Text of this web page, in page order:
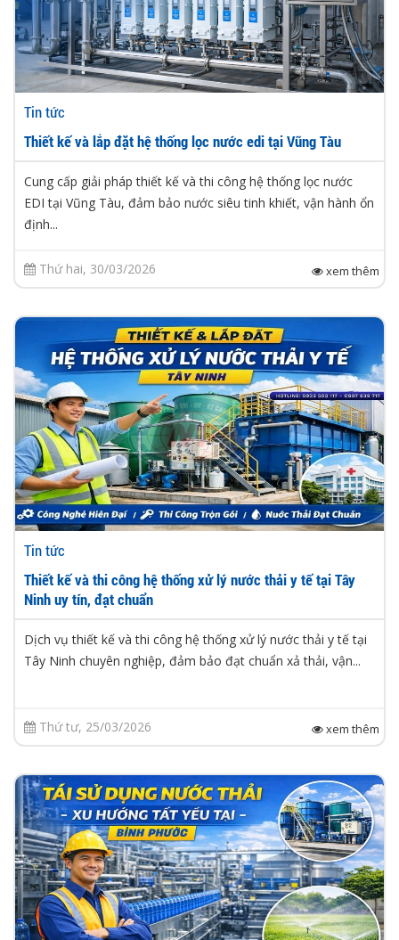
Tin tức
Thiết kế và lắp đặt hệ thống lọc nước edi tại Vũng Tàu
Cung cấp giải pháp thiết kế và thi công hệ thống lọc nước
EDI tại Vũng Tàu, đảm bảo nước siêu tinh khiết, vận hành ổn
định...
Thứ hai, 30/03/2026 xem thêm
Tin tức
Thiết kế và thi công hệ thống xử lý nước thải y tế tại Tây
Ninh uy tín, đạt chuẩn
Dịch vụ thiết kế và thi công hệ thống xử lý nước thải y tế tại
Tây Ninh chuyên nghiệp, đảm bảo đạt chuẩn xả thải, vận...
Thứ tư, 25/03/2026 xem thêm